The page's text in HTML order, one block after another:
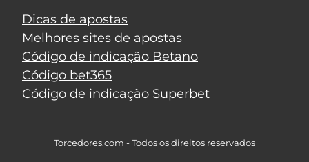
Dicas de apostas
Melhores sites de apostas
Código de indicação Betano
Código bet365
Código de indicação Superbet
Torcedores.com - Todos os direitos reservados